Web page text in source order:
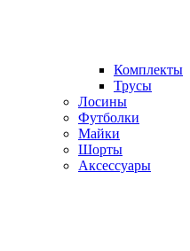
Комплекты
Трусы
Лосины
Футболки
Майки
Шорты
Аксессуары